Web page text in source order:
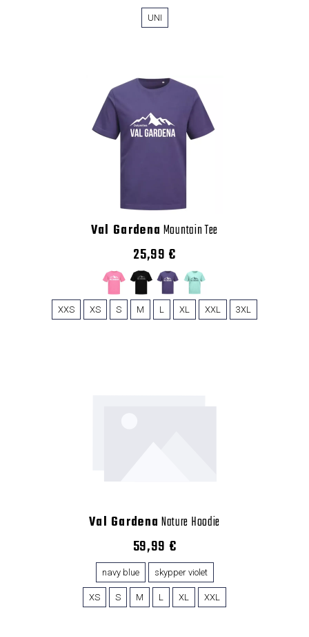
UNI
Val Gardena Mountain Tee
25,99 €
XXS XS S M L XL XXL 3XL
Val Gardena Nature Hoodie
59,99 €
navy blue skypper violet
XS S M L XL XXL